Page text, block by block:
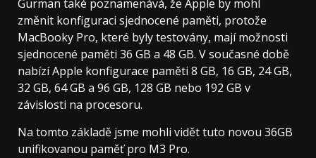
Gurman také poznamenává, že Apple by mohl
změnit konfiguraci sjednocené paměti, protože
MacBooky Pro, které byly testovány, mají možnosti
sjednocené paměti 36 GB a 48 GB. V současné době
nabízí Apple konfigurace paměti 8 GB, 16 GB, 24 GB,
32 GB, 64 GB a 96 GB, 128 GB nebo 192 GB v
závislosti na procesoru.
Na tomto základě jsme mohli vidět tuto novou 36GB
unifikovanou paměť pro M3 Pro.